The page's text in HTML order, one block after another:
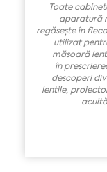
Toate c
aparatură
regăseșteîn
utilizat
măsoară
în
descoperi
lentile,
acuit